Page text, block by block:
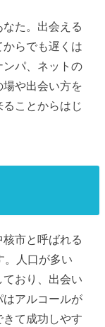
た。出会える
らでも遅くは
パ、ネットの
や出会い方を
ことからはじ
市と呼ばれる
。人口が多い
ており、出会い
アルコールが
て成功しやす